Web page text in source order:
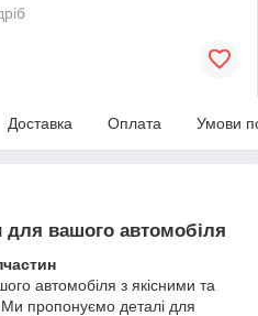
Доставка Оплата Умови
для вашого автомобіля
автомобіля з якісними та
пропонуємо деталі для